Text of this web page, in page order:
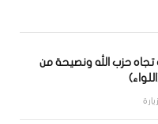
حزب الله ونصيحة من
زيارة